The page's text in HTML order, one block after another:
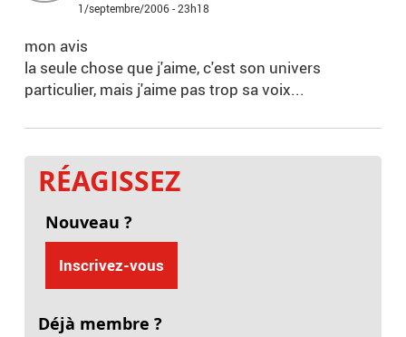
1/septembre/2006 - 23h18
mon avis
la seule chose que j'aime, c'est son univers
particulier, mais j'aime pas trop sa voix...
RÉAGISSEZ
Nouveau ?
Inscrivez-vous
Déjà membre ?